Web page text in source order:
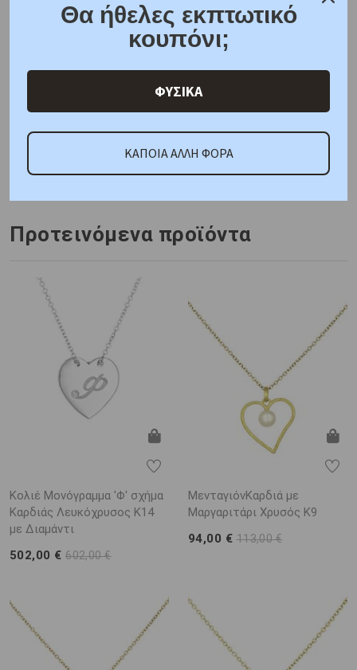
Χαρακτηριστικά Γιατί εμάς Ρωτήστε μας
K9
21,75mm, Πλάτος 12,15mm
Πέτρα: White Cubic
Zirconia
Πιστοποίηση : Κοτσώνης
Προτεινόμενα προϊόντα
Κολιέ Μονόγραμμα 'Φ' σχήμα
Καρδιάς Λευκόχρυσος K14
με Διαμάντι
502,00 €602,00 €
ΜενταγιόνΚαρδιά με
Μαργαριτάρι Χρυσός K9
94,00 € 113,00 €
Θα ήθελες εκπτωτικό
κουπόνι;
ΦΥΣΙΚΑ
ΚΑΠΟΙΑ ΑΛΛΗ ΦΟΡΑ